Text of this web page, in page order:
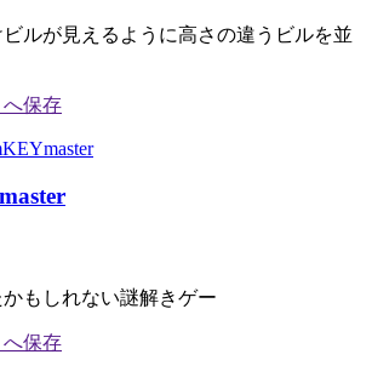
ルが見えるように高さの違うビルを並
もしれない謎解きゲー